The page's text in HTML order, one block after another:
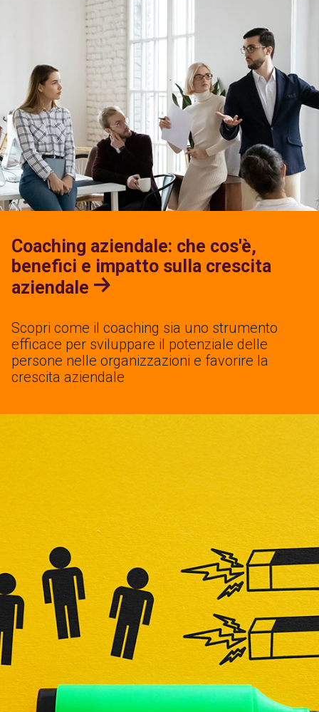
Coaching aziendale: che cos'è,
benefici e impatto sulla crescita
aziendale
Scopri come il coaching sia uno strumento
efficace per sviluppare il potenziale delle
persone nelle organizzazioni e favorire la
crescita aziendale